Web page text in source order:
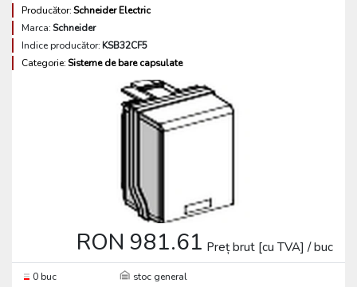
Producător:Schneider Electric
Marca:Schneider
Indice producător:KSB32CF5
Categorie:Sisteme de bare capsulate
RON 981.61 Preț brut [cu TVA] / buc
0 buc
stoc general